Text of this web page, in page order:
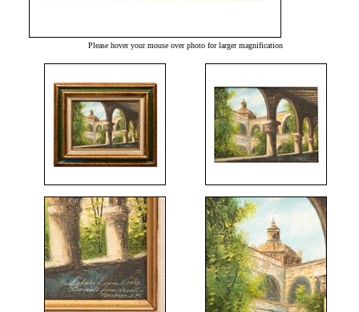
Please hover your mouse over photo for larger magnification